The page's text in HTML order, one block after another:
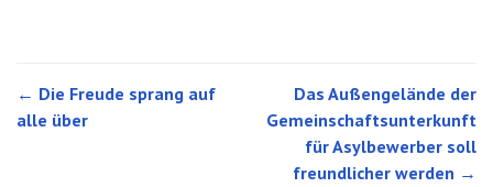
Post navigation
← Die Freude sprang auf
alle über
Das Außengelände der
Gemeinschaftsunterkunft
für Asylbewerber soll
freundlicher werden →